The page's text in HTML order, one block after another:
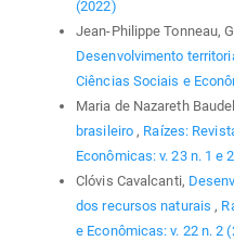
(2022)
Jean-Philippe Tonneau,
Desenvolvimento
Ciências Sociais e
Maria de Nazareth
brasileiro, Raízes:
Econômicas: v. 23 n. 1 e
Clóvis Cavalcanti,
dos recursos naturais,
e Econômicas: v. 22 n. 2